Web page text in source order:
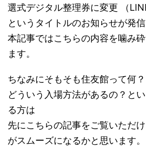
選式デジタル整理券に変更 （
というタイトルのお知らせが発信
本記事ではこちらの内容を噛み
ます。
ちなみにそもそも住友館って何？
どういう入場方法があるの？と
る方は
先にこちらの記事をご覧いただ
がスムーズになるかと思います。